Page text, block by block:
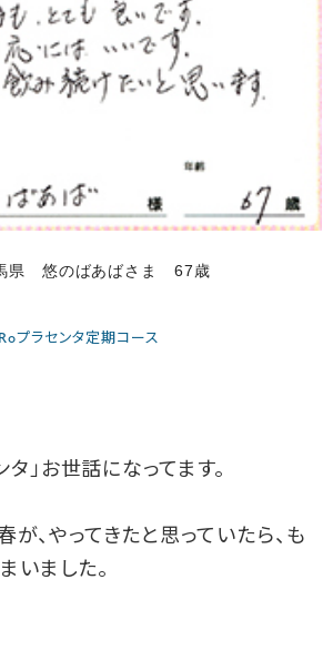
県 悠のばあばさま 67歳
プラセンタ定期コース
タ」お世話になってます。
が、やってきたと思っていたら、も
いました。